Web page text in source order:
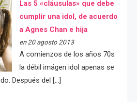
Las 5 «cláusulas» que debe
cumplir una idol, de acuerdo
a Agnes Chan e hija
en 20 agosto 2013
A comienzos de los años 70s
la débil imágen idol apenas se
Después del […]